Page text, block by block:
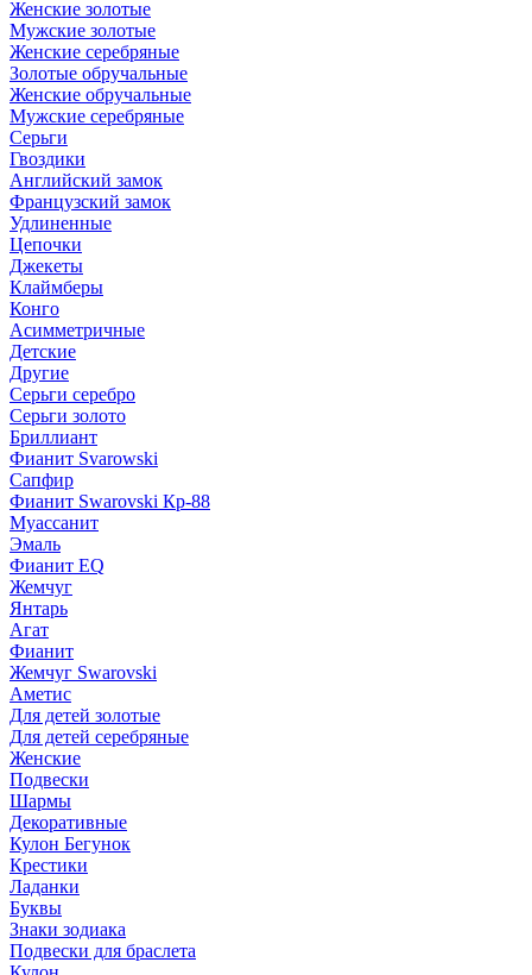
Женские золотые
Мужские золотые
Женские серебряные
Золотые обручальные
Женские обручальные
Мужские серебряные
Серьги
Гвоздики
Английский замок
Французский замок
Удлиненные
Цепочки
Джекеты
Клаймберы
Конго
Асимметричные
Детские
Другие
Серьги серебро
Серьги золото
Бриллиант
Фианит Svarowski
Сапфир
Фианит Swarovski Кр-88
Муассанит
Эмаль
Фианит EQ
Жемчуг
Янтарь
Агат
Фианит
Жемчуг Swarovski
Аметис
Для детей золотые
Для детей серебряные
Женские
Подвески
Шармы
Декоративные
Кулон Бегунок
Крестики
Ладанки
Буквы
Знаки зодиака
Подвески для браслета